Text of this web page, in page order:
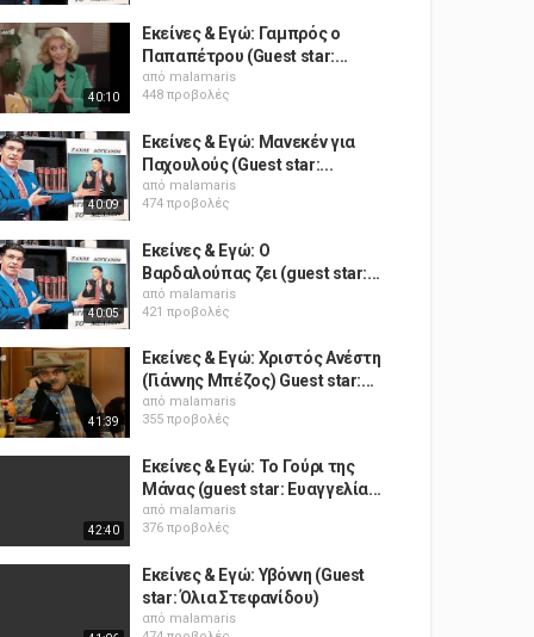
40:10
Εκείνες & Εγώ: Γαμπρός ο
Παπαπέτρου (Guest star:...
από malamaris
448 προβολές
40:09
Εκείνες & Εγώ: Μανεκέν για
Παχουλούς (Guest star:...
από malamaris
474 προβολές
40:05
Εκείνες & Εγώ: Ο
Βαρδαλούπας ζει (guest star:...
από malamaris
421 προβολές
41:39
Εκείνες & Εγώ: Χριστός Ανέστη
(Γιάννης Μπέζος) Guest star:...
από malamaris
355 προβολές
42:40
Εκείνες & Εγώ: Το Γούρι της
Μάνας (guest star: Ευαγγελία...
από malamaris
376 προβολές
Εκείνες & Εγώ: Υβόννη (Guest
star: Όλια Στεφανίδου)
από malamaris